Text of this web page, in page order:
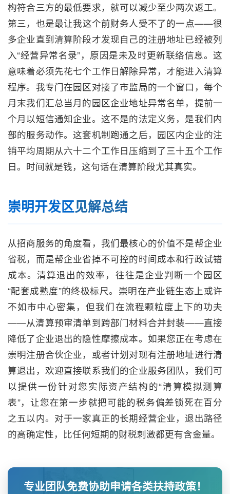
构符合三方的最低要求，就可以减少至少两次返工。
第三，也是最让我这个前财务人受不了的一点——很
多企业直到清算阶段才发现自己的注册地址已经被列
入“经营异常名录”，原因是未及时更新联络信息。这
意味着必须先花七个工作日解除异常，才能进入清算
程序。我专门在园区对接了市监局的一个窗口，每个
月末我们汇总当月的园区企业地址异常名单，提前一
个月以短信通知企业。这不是的法定义务，是我们内
部的服务动作。这套机制跑通之后，园区内企业的注
销平均周期从六十二个工作日压缩到了三十五个工作
日。时间就是钱，这句话在清算阶段尤其真实。
崇明开发区见解总结
从招商服务的角度看，我们最核心的价值不是帮企业
省税，而是帮企业省掉不可控的时间成本和行政试错
成本。清算退出的效率，往往是企业判断一个园区
“配套成熟度”的终极标尺。崇明在产业链生态上或许
不如市中心密集，但我们在流程颗粒度上下的功夫
——从清算预审清单到跨部门材料合并封装——直接
降低了企业退出的隐性摩擦成本。如果您正在考虑在
崇明注册合伙企业，或者计划对现有注册地址进行清
算退出，欢迎直接联系我们的企业服务团队，我们可
以提供一份针对您实际资产结构的“清算模拟测算
表”，让您在第一步就把可能的税务偏差锁死在百分
之五以内。对于一家真正的长期经营企业，退出路径
的高确定性，比任何短期的财税刺激都更有含金量。
专业团队免费协助申请各类扶持政策！